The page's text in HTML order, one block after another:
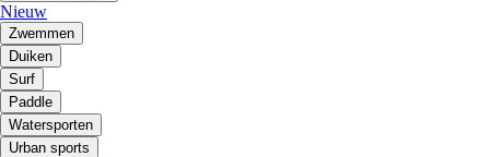
Nieuw
Zwemmen
Duiken
Surf
Paddle
Watersporten
Urban sports